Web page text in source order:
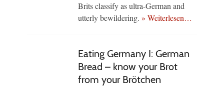
Brits classify as ultra-German and
utterly bewildering. » Weiterlesen…
Eating Germany I: German
Bread – know your Brot
from your Brötchen